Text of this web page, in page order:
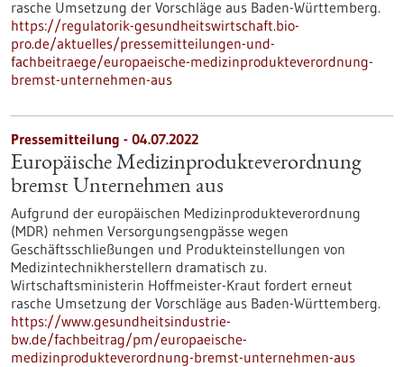
rasche Umsetzung der Vorschläge aus Baden-Württemberg.
https://regulatorik-gesundheitswirtschaft.bio-
pro.de/aktuelles/pressemitteilungen-und-
fachbeitraege/europaeische-medizinprodukteverordnung-
bremst-unternehmen-aus
Pressemitteilung - 04.07.2022
Europäische Medizinprodukteverordnung
bremst Unternehmen aus
Aufgrund der europäischen Medizinprodukteverordnung
(MDR) nehmen Versorgungsengpässe wegen
Geschäftsschließungen und Produkteinstellungen von
Medizintechnikherstellern dramatisch zu.
Wirtschaftsministerin Hoffmeister-Kraut fordert erneut
rasche Umsetzung der Vorschläge aus Baden-Württemberg.
https://www.gesundheitsindustrie-
bw.de/fachbeitrag/pm/europaeische-
medizinprodukteverordnung-bremst-unternehmen-aus